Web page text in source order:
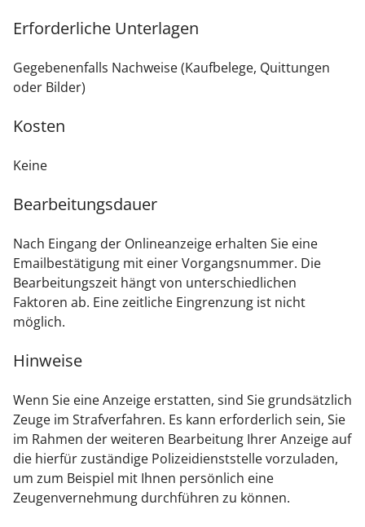
Erforderliche Unterlagen
Gegebenenfalls Nachweise (Kaufbelege, Quittungen
oder Bilder)
Kosten
Keine
Bearbeitungsdauer
Nach Eingang der Onlineanzeige erhalten Sie eine
Emailbestätigung mit einer Vorgangsnummer. Die
Bearbeitungszeit hängt von unterschiedlichen
Faktoren ab. Eine zeitliche Eingrenzung ist nicht
möglich.
Hinweise
Wenn Sie eine Anzeige erstatten, sind Sie grundsätzlich
Zeuge im Strafverfahren. Es kann erforderlich sein, Sie
im Rahmen der weiteren Bearbeitung Ihrer Anzeige auf
die hierfür zuständige Polizeidienststelle vorzuladen,
um zum Beispiel mit Ihnen persönlich eine
Zeugenvernehmung durchführen zu können.